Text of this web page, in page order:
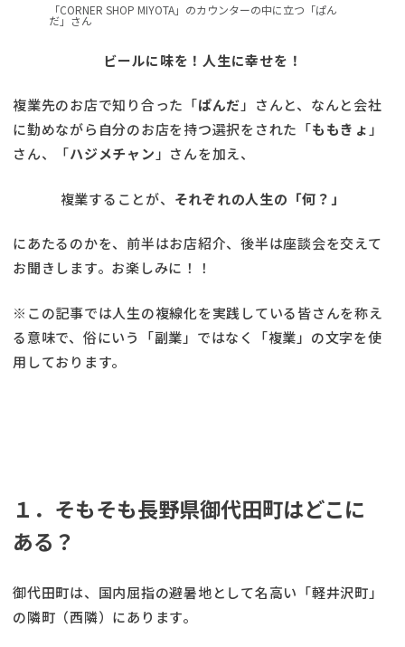
「CORNER SHOP MIYOTA」のカウンターの中に立つ「ぱん
だ」さん
ビールに味を！人生に幸せを！
複業先のお店で知り合った「ぱんだ」さんと、なんと会社
に勤めながら自分のお店を持つ選択をされた「ももきょ」
さん、「ハジメチャン」さんを加え、
複業することが、 それぞれの人生の「何？」
にあたるのかを、前半はお店紹介、後半は座談会を交えて
お聞きします。お楽しみに！！
※この記事では人生の複線化を実践している皆さんを称え
る意味で、俗にいう「副業」ではなく「複業」の文字を使
用しております。
１．そもそも長野県御代田町はどこに
ある？
御代田町は、国内屈指の避暑地として名高い「軽井沢町」
の隣町（西隣）にあります。